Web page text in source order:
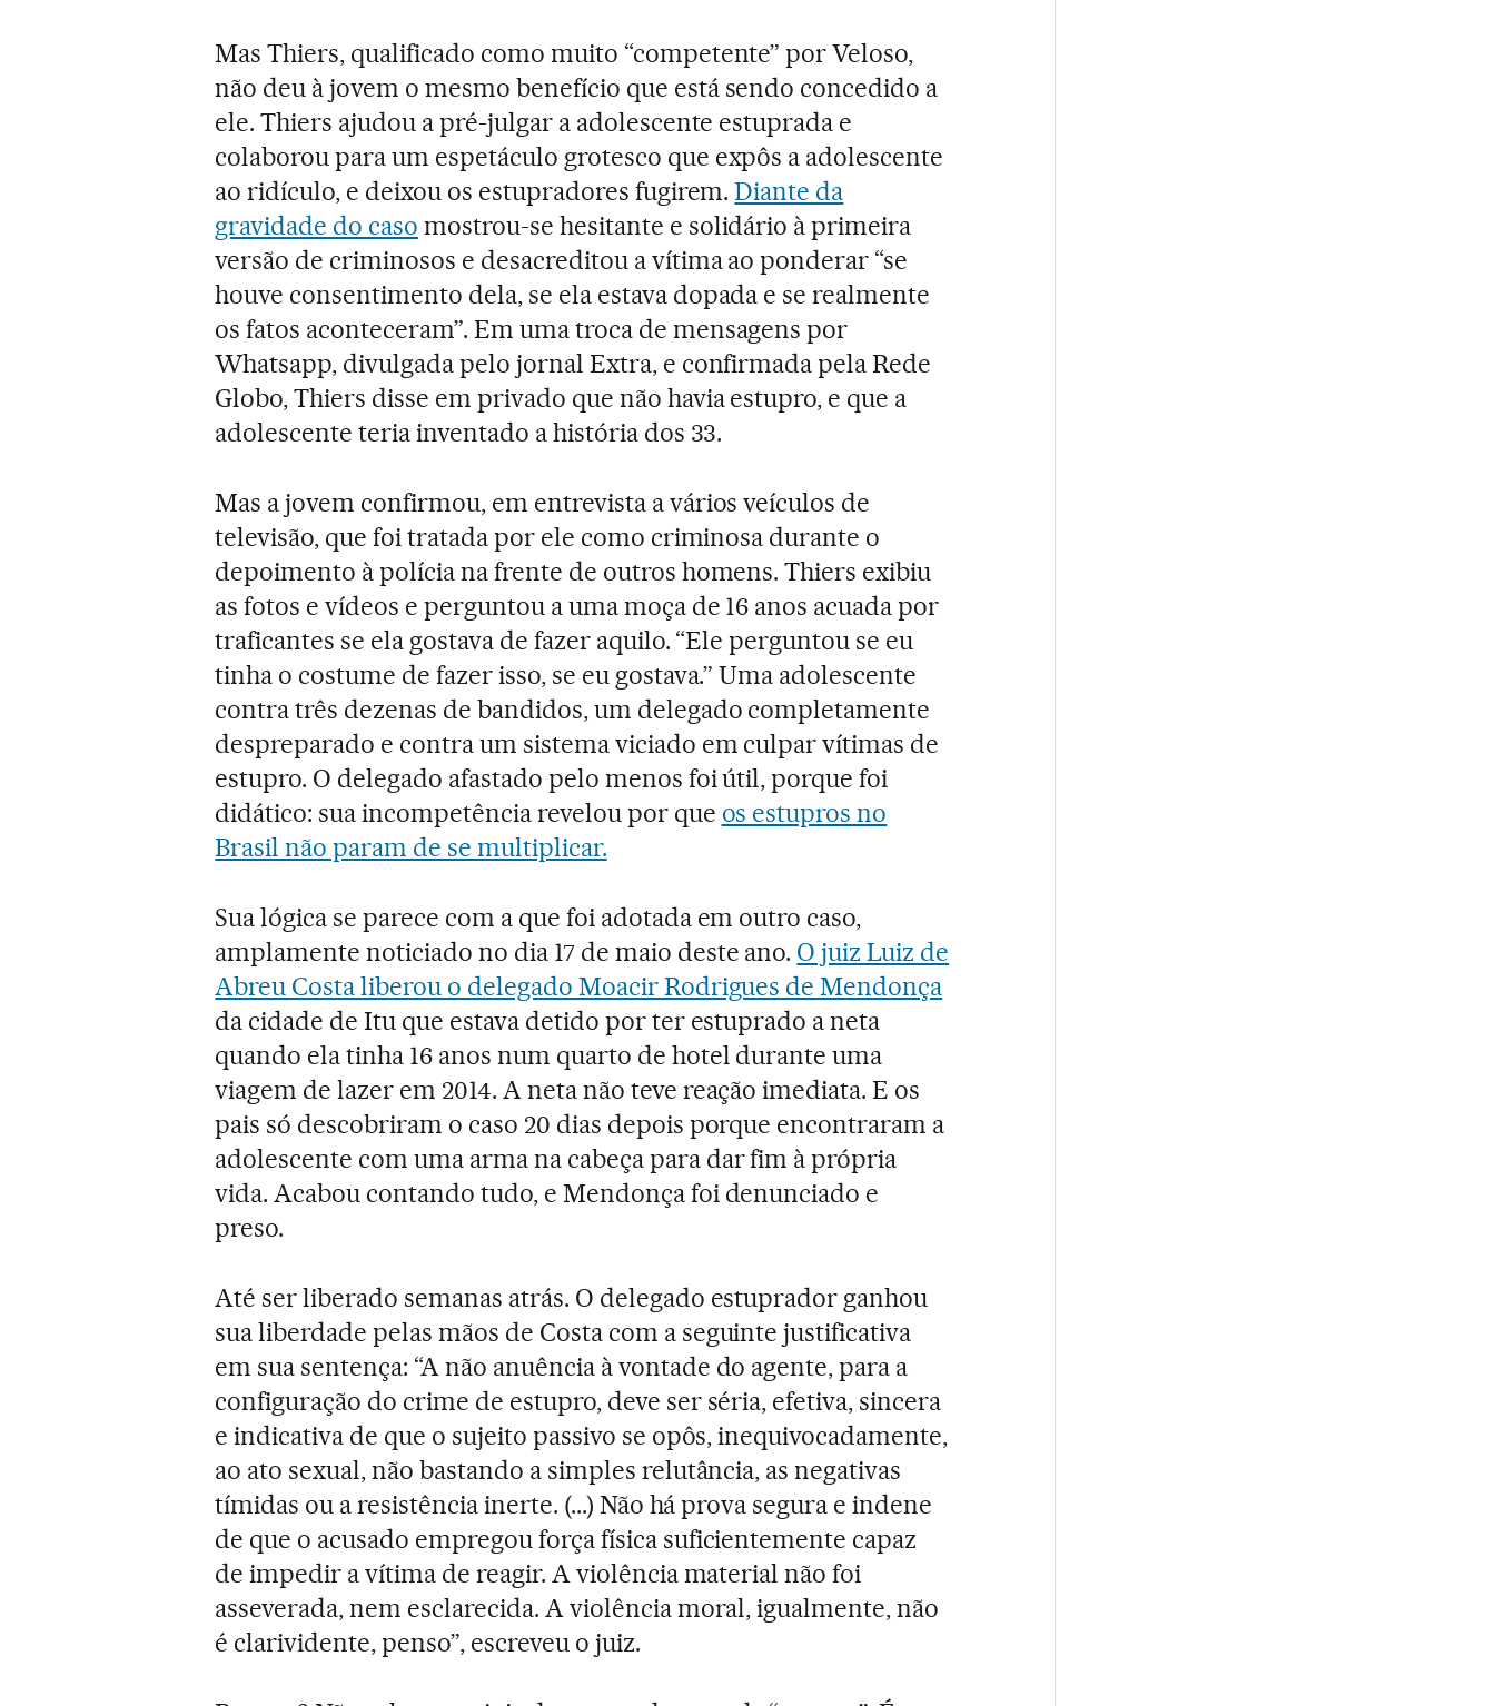
Mas Thiers, qualificado como muito “competente” por Veloso,
não deu à jovem o mesmo benefício que está sendo concedido a
ele. Thiers ajudou a pré-julgar a adolescente estuprada e
colaborou para um espetáculo grotesco que expôs a adolescente
ao ridículo, e deixou os estupradores fugirem.Diante da
gravidade do caso mostrou-se hesitante e solidário à primeira
versão de criminosos e desacreditou a vítima ao ponderar “se
houve consentimento dela, se ela estava dopada e se realmente
os fatos aconteceram”. Em uma troca de mensagens por
Whatsapp, divulgada pelo jornal Extra, e confirmada pela Rede
Globo, Thiers disse em privado que não havia estupro, e que a
adolescente teria inventado a história dos 33.
Mas a jovem confirmou, em entrevista a vários veículos de
televisão, que foi tratada por ele como criminosa durante o
depoimento à polícia na frente de outros homens. Thiers exibiu
as fotos e vídeos e perguntou a uma moça de 16 anos acuada por
traficantes se ela gostava de fazer aquilo. “Ele perguntou se eu
tinha o costume de fazer isso, se eu gostava.” Uma adolescente
contra três dezenas de bandidos, um delegado completamente
despreparado e contra um sistema viciado em culpar vítimas de
estupro. O delegado afastado pelo menos foi útil, porque foi
didático: sua incompetência revelou por que os estupros no
Brasil não param de se multiplicar.
Sua lógica se parece com a que foi adotada em outro caso,
amplamente noticiado no dia 17 de maio deste ano. O juiz Luiz de
Abreu Costa liberou o delegado Moacir Rodrigues de Mendonça
da cidade de Itu que estava detido por ter estuprado a neta
quando ela tinha 16 anos num quarto de hotel durante uma
viagem de lazer em 2014. A neta não teve reação imediata. E os
pais só descobriram o caso 20 dias depois porque encontraram a
adolescente com uma arma na cabeça para dar fim à própria
vida. Acabou contando tudo, e Mendonça foi denunciado e
preso.
Até ser liberado semanas atrás. O delegado estuprador ganhou
sua liberdade pelas mãos de Costa com a seguinte justificativa
em sua sentença: “A não anuência à vontade do agente, para a
configuração do crime de estupro, deve ser séria, efetiva, sincera
e indicativa de que o sujeito passivo se opôs, inequivocadamente,
ao ato sexual, não bastando a simples relutância, as negativas
tímidas ou a resistência inerte. (...) Não há prova segura e indene
de que o acusado empregou força física suficientemente capaz
de impedir a vítima de reagir. A violência material não foi
asseverada, nem esclarecida. A violência moral, igualmente, não
é clarividente, penso”, escreveu o juiz.